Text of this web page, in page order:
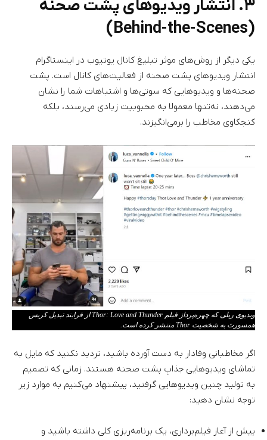
۳. انتشار ویدیوهای پشت صحنه
(Behind-the-Scenes)
یکی دیگر از روش‌های موثر تبلیغ کانال یوتیوب در اینستاگرام
انتشار ویدیوهای پشت صحنه از فعالیت‌های کانال است. پشت
صحنه‌ها و ویدیوهایی که سوتی‌ها و اشتباهات شما را نشان
می‌دهند، نه‌تنها معمولا به محبوبیت زیادی می‌رسند، بلکه
کنجکاوی مخاطب را برمی‌انگیزند.
ویدیوی ریلی که چهره‌پرداز فیلم Thor: Love and Thunder از فرایند تبدیل کریس
همسورث به شخصیت Thor منتشر کرده است.
اگر مخاطبانی وفادار به دست آورده باشید، تردید نکنید که مایل به
تماشای ویدیوهایی جذابِ پشت صحنه هستند. زمانی که تصمیم
به تولید چنین ویدیوهایی گرفتید، پیشنهاد می‌کنیم به موارد زیر
توجه نشان دهید:
پیش از آغاز فیلم‌برداری، یک برنامه‌ریزی کلی داشته باشید و